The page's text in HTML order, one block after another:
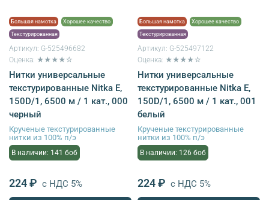
Большая намотка Хорошее качество
Текстурированная
Артикул: G-525496682
Оценка: ★★★★☆
Нитки универсальные
текстурированные Nitka E,
150D/1, 6500 м / 1 кат., 000
черный
Крученые текстурированные
нитки из 100% п/э
В наличии: 141 боб
224 ₽ с НДС 5%
Большая намотка Хорошее качество
Текстурированная
Артикул: G-525497122
Оценка: ★★★★☆
Нитки универсальные
текстурированные Nitka E,
150D/1, 6500 м / 1 кат., 001
белый
Крученые текстурированные
нитки из 100% п/э
В наличии: 126 боб
224 ₽ с НДС 5%